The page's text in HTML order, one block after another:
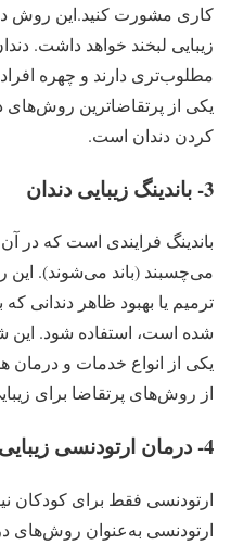
کاری مشورت کنید.این روش
زیبایی لبخند خواهد داشت.
مطلوب‌تری دارند و چهره افراد
یکی از پرتقاضاترین روش‌های
کردن دندان ‌است.
3- باندینگ زیبایی دندان
باندینگ فرایندی است که در
می‌چسبند (باند می‌شوند).
ترمیم یا بهبود ظاهر دندانی
شده است، استفاده شود. این
یکی از انواع خدمات و
از روش‌های پرتقاضا برای
4- درمان ارتودنسی زیبایی توسط دندانپزشک
ارتودنسی فقط برای کودکان
ارتودنسی به‌عنوان روش‌های